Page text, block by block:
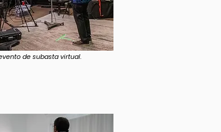
de subasta virtual.